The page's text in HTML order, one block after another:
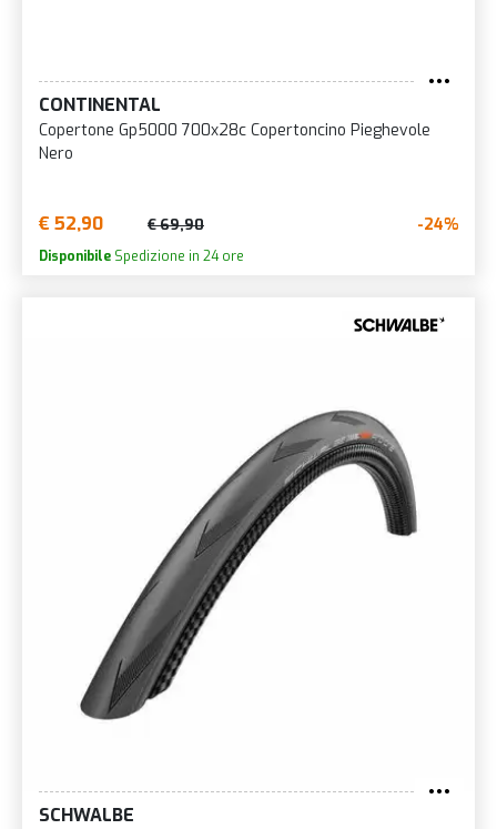
CONTINENTAL
Copertone Gp5000 700x28c Copertoncino Pieghevole
Nero
€ 52,90 € 69,90 -24%
Disponibile Spedizione in 24 ore
SCHWALBE